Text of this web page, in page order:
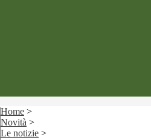
Home >
Novità >
Le notizie >